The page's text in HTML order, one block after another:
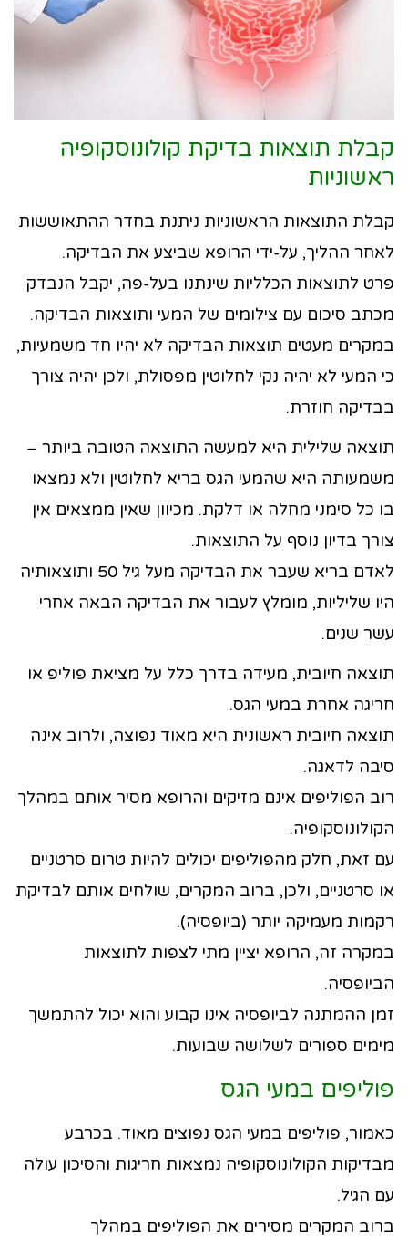
קבלת תוצאות בדיקת קולונוסקופיה
ראשוניות
קבלת התוצאות הראשוניות ניתנת בחדר ההתאוששות
לאחר ההליך, על-ידי הרופא שביצע את הבדיקה.
פרט לתוצאות הכלליות שינתנו בעל-פה, יקבל הנבדק
מכתב סיכום עם צילומים של המעי ותוצאות הבדיקה.
במקרים מעטים תוצאות הבדיקה לא יהיו חד משמעיות,
כי המעי לא יהיה נקי לחלוטין מפסולת, ולכן יהיה צורך
בבדיקה חוזרת.
תוצאה שלילית היא למעשה התוצאה הטובה ביותר –
משמעותה היא שהמעי הגס בריא לחלוטין ולא נמצאו
בו כל סימני מחלה או דלקת. מכיוון שאין ממצאים אין
צורך בדיון נוסף על התוצאות.
לאדם בריא שעבר את הבדיקה מעל גיל 50 ותוצאותיה
היו שליליות, מומלץ לעבור את הבדיקה הבאה אחרי
עשר שנים.
תוצאה חיובית, מעידה בדרך כלל על מציאת פוליפ או
חריגה אחרת במעי הגס.
תוצאה חיובית ראשונית היא מאוד נפוצה, ולרוב אינה
סיבה לדאגה.
רוב הפוליפים אינם מזיקים והרופא מסיר אותם במהלך
הקולונוסקופיה.
עם זאת, חלק מהפוליפים יכולים להיות טרום סרטניים
או סרטניים, ולכן, ברוב המקרים, שולחים אותם לבדיקת
רקמות מעמיקה יותר (ביופסיה).
במקרה זה, הרופא יציין מתי לצפות לתוצאות
הביופסיה.
זמן ההמתנה לביופסיה אינו קבוע והוא יכול להתמשך
מימים ספורים לשלושה שבועות.
פוליפים במעי הגס
כאמור, פוליפים במעי הגס נפוצים מאוד. בכרבע
מבדיקות הקולונוסקופיה נמצאות חריגות והסיכון עולה
עם הגיל.
ברוב המקרים מסירים את הפוליפים במהלך